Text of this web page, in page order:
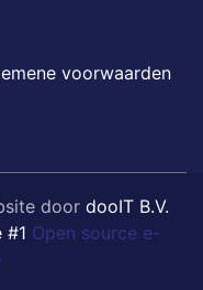
voorwaarden
door dooIT B.V.
#1 Open source e-